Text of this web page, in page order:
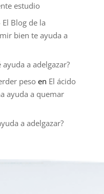
estudio
Blog de la
bien te ayuda a
ayuda a adelgazar?
pesoen El ácido
ayuda a quemar
a adelgazar?